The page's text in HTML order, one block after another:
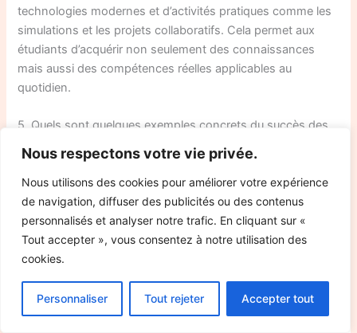
Nous respectons votre vie privée.
Nous utilisons des cookies pour améliorer votre expérience
de navigation, diffuser des publicités ou des contenus
personnalisés et analyser notre trafic. En cliquant sur «
Tout accepter », vous consentez à notre utilisation des
cookies.
Personnaliser Tout rejeter Accepter tout
technologies modernes et d’activités pratiques comme les
simulations et les projets collaboratifs. Cela permet aux
étudiants d’acquérir non seulement des connaissances
mais aussi des compétences réelles applicables au
quotidien.
5. Quels sont quelques exemples concrets du succès des
L’une des réussites notables est le progrès académique
significatif observé dans les écoles adoptant ses
méthodes interactives. Par exemple, certaines écoles ont
rapporté une augmentation du taux de réussite aux
examens grâce aux techniques novatrices qu’il a
D’autres exemples incluent l’adoption généralisée de